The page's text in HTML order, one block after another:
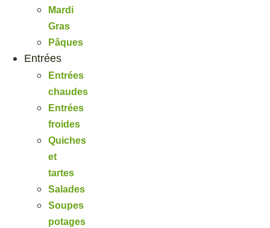
Mardi
Gras
Pâques
Entrées
Entrées
chaudes
Entrées
froides
Quiches
et
tartes
Salades
Soupes
potages